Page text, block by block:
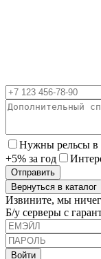
Нужны рельсы в
+5% за год
Вернуться в каталог
Извините, мы
Б/у серверы с